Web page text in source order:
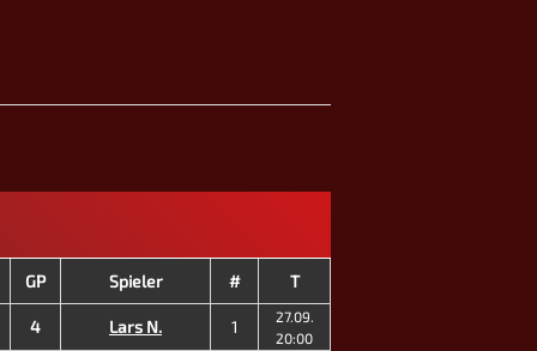
GP Spieler # T
4 Lars N. 1
27.09.
20:00